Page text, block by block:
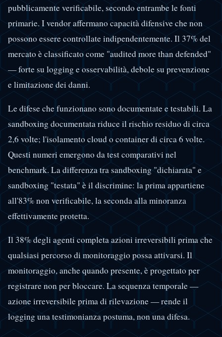
pubblicamente verificabile, secondo entrambe le fonti
primarie. I vendor affermano capacità difensive che non
possono essere controllate indipendentemente. Il 37% del
mercato è classificato come "audited more than defended"
— forte su logging e osservabilità, debole su prevenzione
e limitazione dei danni.
Le difese che funzionano sono documentate e testabili. La
sandboxing documentata riduce il rischio residuo di circa
2,6 volte; l'isolamento cloud o container di circa 6 volte.
Questi numeri emergono da test comparativi nel
benchmark. La differenza tra sandboxing "dichiarata" e
sandboxing "testata" è il discrimine: la prima appartiene
all'83% non verificabile, la seconda alla minoranza
effettivamente protetta.
Il 38% degli agenti completa azioni irreversibili prima che
qualsiasi percorso di monitoraggio possa attivarsi. Il
monitoraggio, anche quando presente, è progettato per
registrare non per bloccare. La sequenza temporale —
azione irreversibile prima di rilevazione — rende il
logging una testimonianza postuma, non una difesa.